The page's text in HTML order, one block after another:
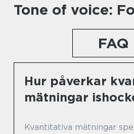
Tone of voice:
FAQ
Hur påverkar
mätningar
Kvantitativa mätningar